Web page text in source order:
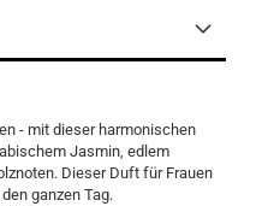
- mit dieser harmonischen
Jasmin, edlem
Dieser Duft für Frauen
ganzen Tag.